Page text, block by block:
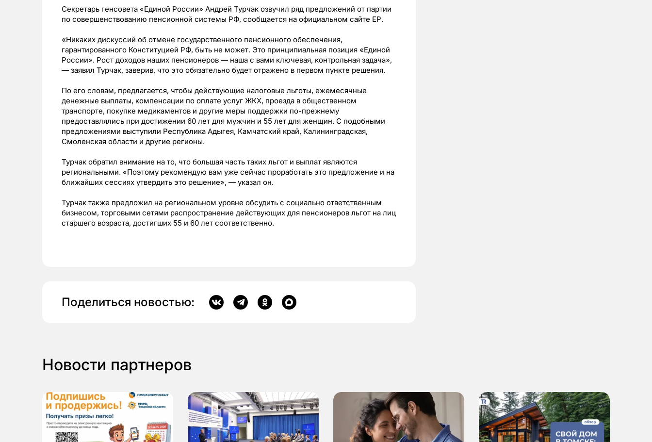
Секретарь генсовета «Единой России» Андрей Турчак озвучил ряд предложений от партии
по совершенствованию пенсионной системы РФ, сообщается на официальном сайте ЕР.
«Никаких дискуссий об отмене государственного пенсионного обеспечения,
гарантированного Конституцией РФ, быть не может. Это принципиальная позиция «Единой
России». Рост доходов наших пенсионеров — наша с вами ключевая, контрольная задача»,
— заявил Турчак, заверив, что это обязательно будет отражено в первом пункте решения.
По его словам, предлагается, чтобы действующие налоговые льготы, ежемесячные
денежные выплаты, компенсации по оплате услуг ЖКХ, проезда в общественном
транспорте, покупке медикаментов и другие меры поддержки по-прежнему
предоставлялись при достижении 60 лет для мужчин и 55 лет для женщин. С подобными
предложениями выступили Республика Адыгея, Камчатский край, Калининградская,
Смоленская области и другие регионы.
Турчак обратил внимание на то, что большая часть таких льгот и выплат являются
региональными. «Поэтому рекомендую вам уже сейчас проработать это предложение и на
ближайших сессиях утвердить это решение», — указал он.
Турчак также предложил на региональном уровне обсудить с социально ответственным
бизнесом, торговыми сетями распространение действующих для пенсионеров льгот на лиц
старшего возраста, достигших 55 и 60 лет соответственно.
Поделиться новостью:
Новости партнеров